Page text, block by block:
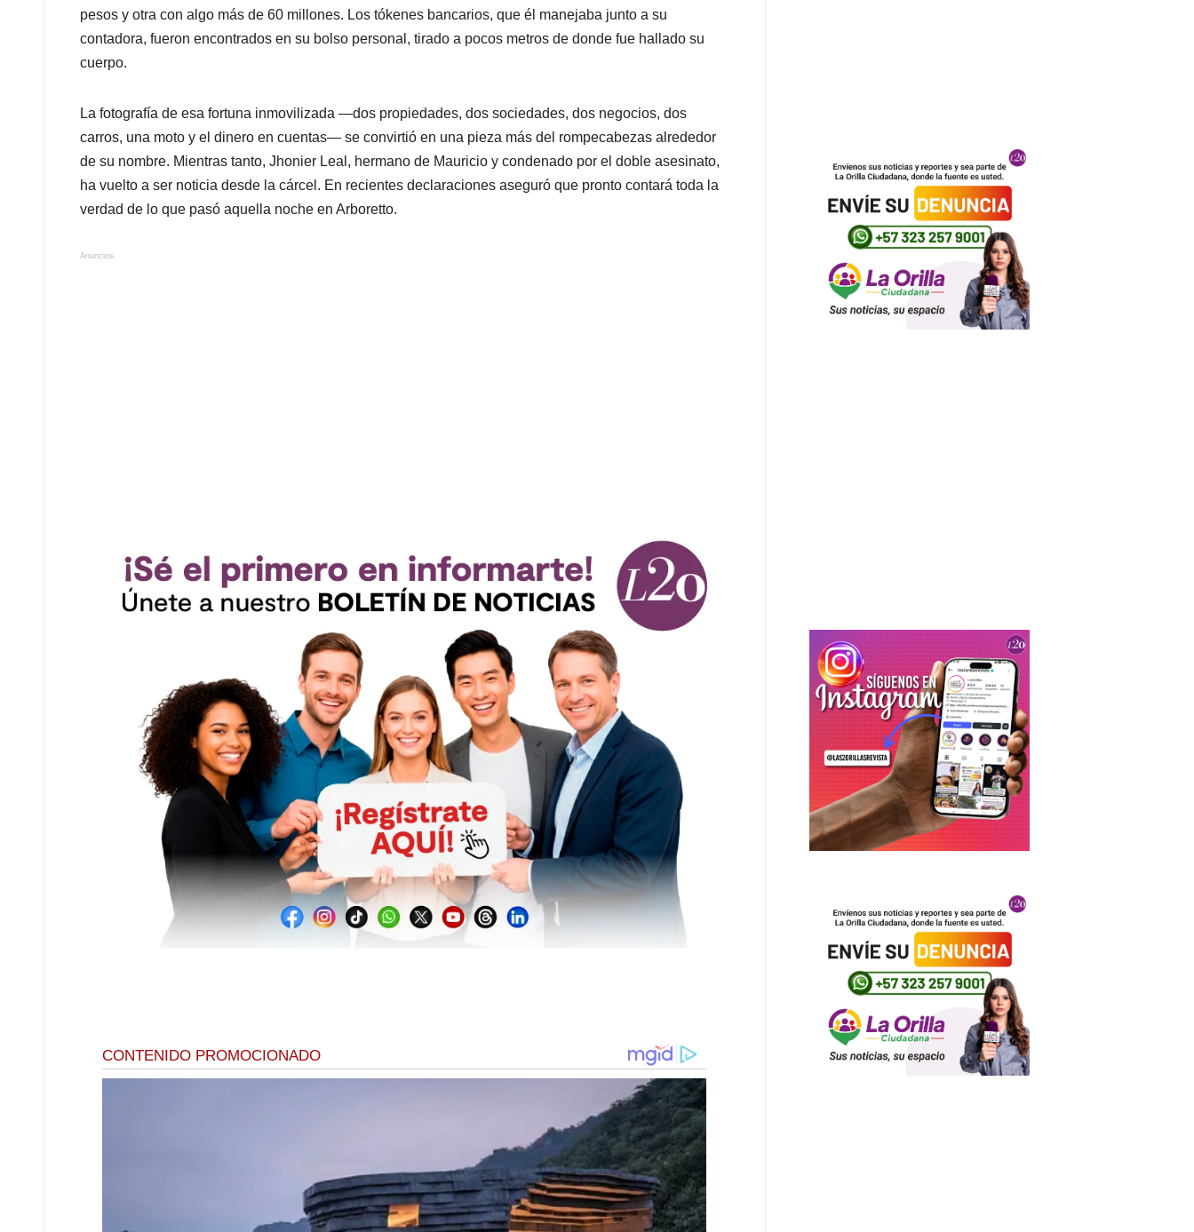
pesos y otra con algo más de 60 millones. Los tókenes bancarios, que él manejaba junto a su
contadora, fueron encontrados en su bolso personal, tirado a pocos metros de donde fue hallado su
cuerpo.
La fotografía de esa fortuna inmovilizada —dos propiedades, dos sociedades, dos negocios, dos
carros, una moto y el dinero en cuentas— se convirtió en una pieza más del rompecabezas alrededor
de su nombre. Mientras tanto, Jhonier Leal, hermano de Mauricio y condenado por el doble asesinato,
ha vuelto a ser noticia desde la cárcel. En recientes declaraciones aseguró que pronto contará toda la
verdad de lo que pasó aquella noche en Arboretto.
Anuncios.